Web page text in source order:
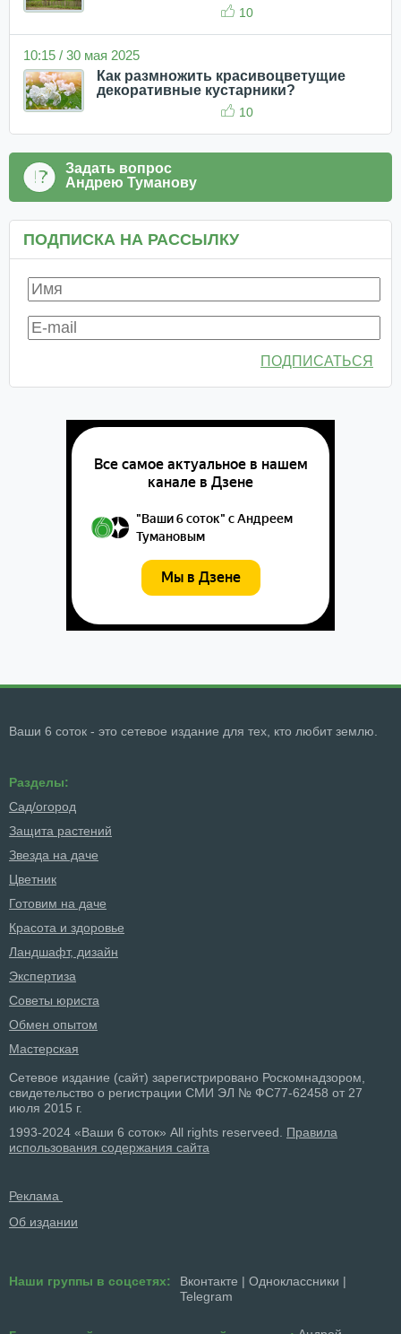
10
10:15 / 30 мая 2025
Как размножить красивоцветущие
декоративные кустарники?
10
Задать вопрос
Андрею Туманову
ПОДПИСКА НА РАССЫЛКУ
ПОДПИСАТЬСЯ
Ваши 6 соток - это сетевое издание для тех, кто любит землю.
Разделы:
Сад/огород
Защита растений
Звезда на даче
Цветник
Готовим на даче
Красота и здоровье
Ландшафт, дизайн
Экспертиза
Советы юриста
Обмен опытом
Мастерская
Сетевое издание (сайт) зарегистрировано Роскомнадзором,
свидетельство о регистрации СМИ ЭЛ № ФС77-62458 от 27
июля 2015 г.
1993-2024 «Ваши 6 соток» All rights reserveed. Правила
использования содержания сайта
Реклама
Об издании
Наши группы в соцсетях: Вконтакте | Одноклассники |
Telegram